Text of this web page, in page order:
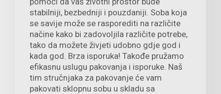
stabilniji, bezbedniji i pouzdaniji. Soba koja
se savije može se rasporediti na različite
načine kako bi zadovoljila različite potrebe,
tako da možete živjeti udobno gdje god i
kada god. Brza isporuka! Takođe pružamo
efikasnu uslugu pakovanja i isporuke. Naš
tim stručnjaka za pakovanje će vam
pakovati sklopnu sobu u skladu sa